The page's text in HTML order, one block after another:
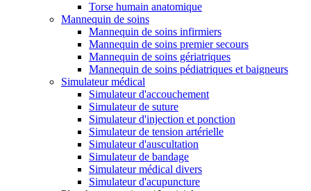
Torse humain anatomique
Mannequin de soins
Mannequin de soins infirmiers
Mannequin de soins premier secours
Mannequin de soins gériatriques
Mannequin de soins pédiatriques et baigneurs
Simulateur médical
Simulateur d'accouchement
Simulateur de suture
Simulateur d'injection et ponction
Simulateur de tension artérielle
Simulateur d'auscultation
Simulateur de bandage
Simulateur médical divers
Simulateur d'acupuncture